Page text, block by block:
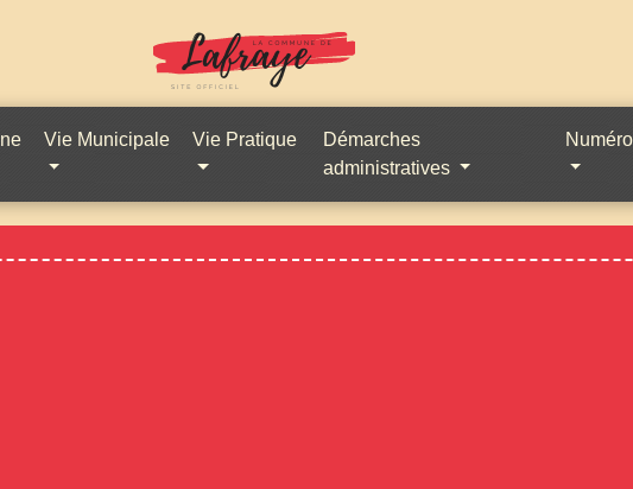
Vie Municipale Vie Pratique
Démarches
administratives